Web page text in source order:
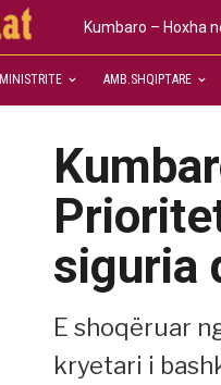
Kumbaro – Hoxha
MINISTRITE AMB.SHQIPTARE
siguria
E shoqëruar
kryetari i